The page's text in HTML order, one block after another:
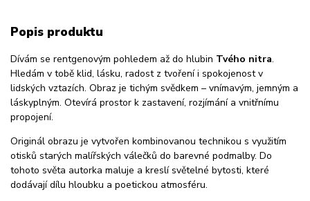
Popis produktu
Dívám se rentgenovým pohledem až do hlubin Tvého nitra.
Hledám v tobě klid, lásku, radost z tvoření i spokojenost v
lidských vztazích. Obraz je tichým svědkem – vnímavým, jemným a
láskyplným. Otevírá prostor k zastavení, rozjímání a vnitřnímu
propojení.
Originál obrazu je vytvořen kombinovanou technikou s využitím
otisků starých malířských válečků do barevné podmalby. Do
tohoto světa autorka maluje a kreslí světelné bytosti, které
dodávají dílu hloubku a poetickou atmosféru.